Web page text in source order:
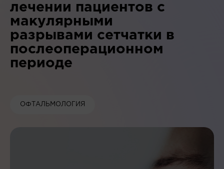
лечении пациентов с
макулярными
разрывами сетчатки в
послеоперационном
периоде
ОФТАЛЬМОЛОГИЯ